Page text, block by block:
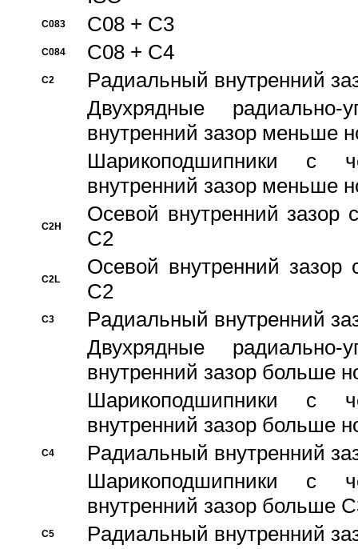
C083 C08 + C3
C084 C08 + C4
C2
Pадиальный внутренний
Двухрядные радиально-
внутренний зазор меньше
Шарикоподшипники с
внутренний зазор меньше
C2H
Осевой внутренний зазор
C2
C2L
Осевой внутренний зазор
C2
C3
Pадиальный внутренний
Двухрядные радиально-
внутренний зазор больше
Шарикоподшипники с
внутренний зазор больше
C4
Pадиальный внутренний
Шарикоподшипники с
внутренний зазор больше
C5 Pадиальный внутренний